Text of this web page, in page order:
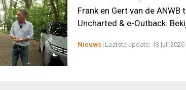
Frank en Gert van de
Uncharted & e-Outback.
Nieuws | Laatste update: 13 juli 2026